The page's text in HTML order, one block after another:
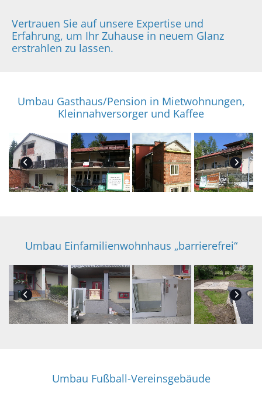
Vertrauen Sie auf unsere Expertise und
Erfahrung, um Ihr Zuhause in neuem Glanz
erstrahlen zu lassen.
Umbau Gasthaus/Pension in Mietwohnungen,
Kleinnahversorger und Kaffee
Umbau Einfamilienwohnhaus „barrierefrei“
Umbau Fußball-Vereinsgebäude